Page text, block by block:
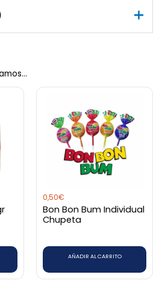
en valorar “Panela
454 gr”
publicar una valoración.
0,50€
Bon Bon Bum Individual
Chupeta
AÑADIR AL CARRITO